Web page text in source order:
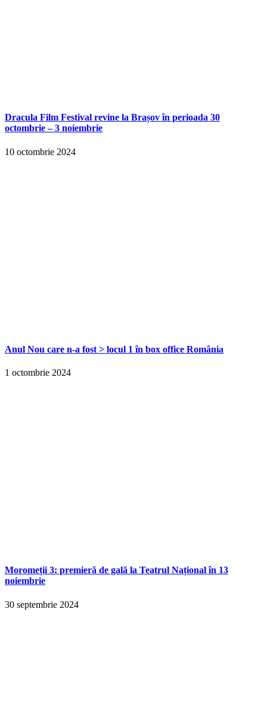
Dracula Film Festival revine la Brașov în perioada 30
octombrie – 3 noiembrie
10 octombrie 2024
Anul Nou care n-a fost > locul 1 în box office România
1 octombrie 2024
Moromeții 3: premieră de gală la Teatrul Național în 13
noiembrie
30 septembrie 2024